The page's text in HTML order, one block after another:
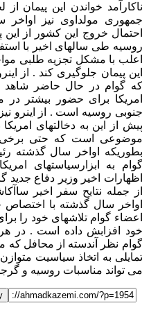
ناکارآمد خواندن این پیمان
جمهوری مولداوی نیز اواخر
احتمال خروج این کشور از
روسیه طی سالهای اخیر با
اعلب با مشکل تجزیه طلبی
این پیمان جلوگیری کند . از
که گوام در حال حاضر شاهد
امریکا برای حضور بیشتر
جنوبی روسیه است . از اینرو
پیش از این به دخالتهای
موضوعی است که حتی برخی
بطوریکه اواخر سال گذشته
گوام به ابزارسیاستهای
اظهارات اخیر وزیر دفاع
از جمله نتایح سفر اخیر
اواخر سال گذشته با اختصاص
اعضاء گوام تلاشهای خود را
خود افزابش داده است . در
گوام نظر آندسته از محافل
تمایلی به اتخاذ سیاسیت
می تواند مناسبات روسیه و